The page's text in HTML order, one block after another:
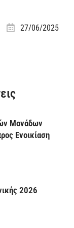
27/06/2025
Μονάδων
Ενοικίαση
2026